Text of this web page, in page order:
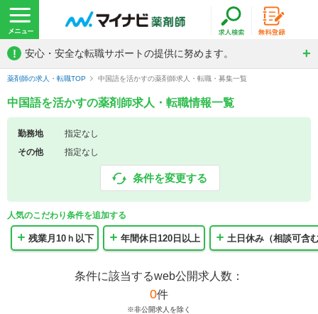
! 安心・安全な転職サポートの提供に努めます。
薬剤師の求人・転職TOP 中国語を活かすの薬剤師求人・転職・募集一覧
中国語を活かすの薬剤師求人・転職情報一覧
勤務地
指定なし
その他
指定なし
条件を変更する
人気のこだわり条件を追加する
残業月10ｈ以下 年間休日120日以上 土日休み（相談可含
条件に該当するweb公開求人数：
0件
※非公開求人を除く